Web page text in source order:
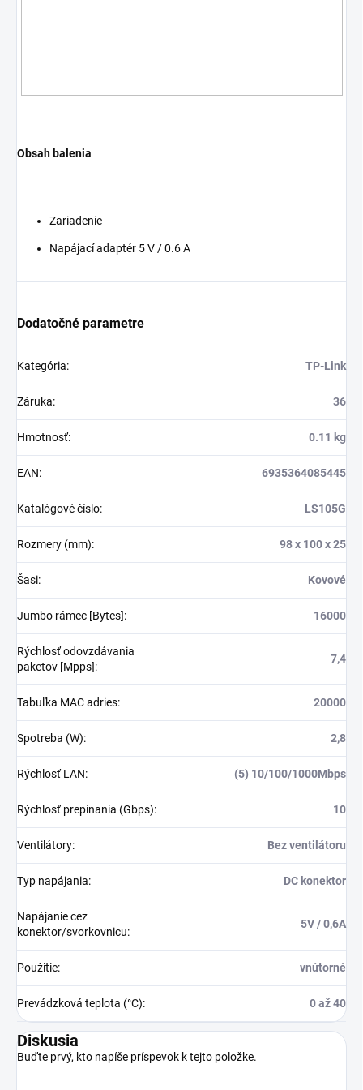
Obsah balenia
Zariadenie
Napájací adaptér 5 V / 0.6 A
Dodatočné parametre
Kategória: TP-Link
Záruka: 36
Hmotnosť: 0.11 kg
EAN: 6935364085445
Katalógové číslo: LS105G
Rozmery (mm): 98 x 100 x 25
Šasi: Kovové
Jumbo rámec [Bytes]: 16000
Rýchlosť odovzdávania
paketov [Mpps]:
7,4
Tabuľka MAC adries: 20000
Spotreba (W): 2,8
Rýchlosť LAN: (5) 10/100/1000Mbps
Rýchlosť prepínania (Gbps): 10
Ventilátory: Bez ventilátoru
Typ napájania: DC konektor
Napájanie cez
konektor/svorkovnicu:
5V / 0,6A
Použitie: vnútorné
Prevádzková teplota (°C): 0 až 40
Diskusia
Buďte prvý, kto napíše príspevok k tejto položke.